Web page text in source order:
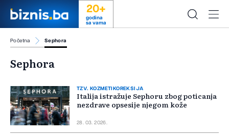
20+
godina
sa vama
Početna Sephora
Sephora
TZV. KOZMETIKOREKSIJA
Italija istražuje Sephoru zbog poticanja
nezdrave opsesije njegom kože
28. 03. 2026.